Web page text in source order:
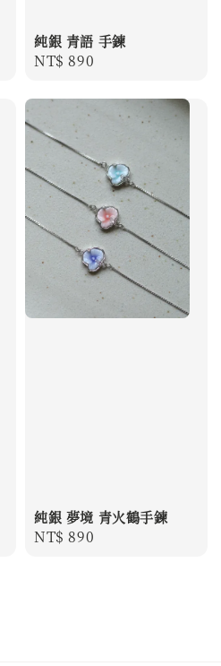
純銀 青語 手鍊
Regular
NT$ 890
純銀 夢境 青火鶴手鍊
Regular
NT$ 890